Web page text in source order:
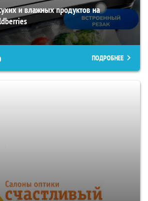
и влажных продуктов на
ПОДРОБНЕЕ